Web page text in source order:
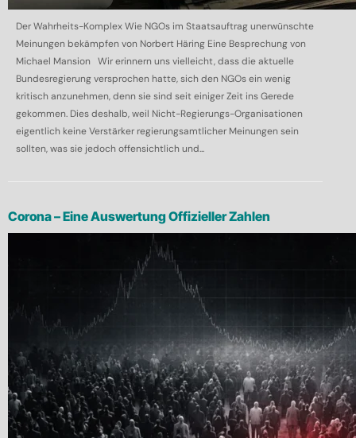
Der Wahrheits-Komplex Wie NGOs im Staatsauftrag unerwünschte
Meinungen bekämpfen von Norbert Häring Eine Besprechung von
Michael Mansion Wir erinnern uns vielleicht, dass die aktuelle
Bundesregierung versprochen hatte, sich den NGOs ein wenig
kritisch anzunehmen, denn sie sind seit einiger Zeit ins Gerede
gekommen. Dies deshalb, weil Nicht-Regierungs-Organisationen
eigentlich keine Verstärker regierungsamtlicher Meinungen sein
sollten, was sie jedoch offensichtlich und...
Corona – Eine Auswertung Offizieller Zahlen